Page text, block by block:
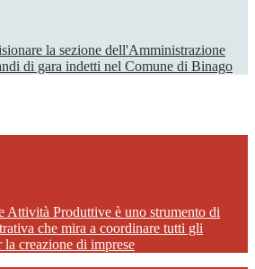
la sezione dell'Amministrazione
di gara indetti nel Comune di Binago
Attività Produttive è uno strumento di
che mira a coordinare tutti gli
creazione di imprese